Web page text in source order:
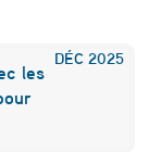
DÉC 2025
les